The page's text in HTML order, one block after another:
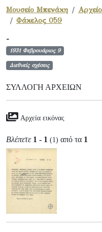
Μουσείο Μπενάκη
Φάκελος 059
-
1931 Φεβρουάριος 9
Διεθνείς σχέσεις
ΣΥΛΛΟΓΉ ΑΡΧΕΊΩΝ
Αρχεία εικόνας
Βλέπετε 1 - 1 (1) από τα 1